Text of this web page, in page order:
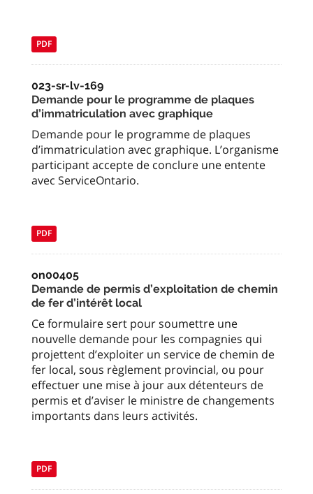
PDF
023-sr-lv-169
Demande pour le programme de plaques
d’immatriculation avec graphique
Demande pour le programme de plaques
d’immatriculation avec graphique. L’organisme
participant accepte de conclure une entente
avec ServiceOntario.
PDF
on00405
Demande de permis d’exploitation de chemin
de fer d’intérêt local
Ce formulaire sert pour soumettre une
nouvelle demande pour les compagnies qui
projettent d’exploiter un service de chemin de
fer local, sous règlement provincial, ou pour
effectuer une mise à jour aux détenteurs de
permis et d’aviser le ministre de changements
importants dans leurs activités.
PDF